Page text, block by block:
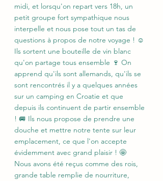
midi, et lorsqu'on repart vers 18h, un
petit groupe fort sympathique nous
interpelle et nous pose tout un tas de
questions à propos de notre voyage ! ☺️
Ils sortent une bouteille de vin blanc
qu'on partage tous ensemble 🍷 On
apprend qu'ils sont allemands, qu'ils se
sont rencontrés il y a quelques années
sur un camping en Croatie et que
depuis ils continuent de partir ensemble
! 🚐 Ils nous propose de prendre une
douche et mettre notre tente sur leur
emplacement, ce que l'on accepte
évidemment avec grand plaisir ! 🤩
Nous avons été reçus comme des rois,
grande table remplie de nourriture,